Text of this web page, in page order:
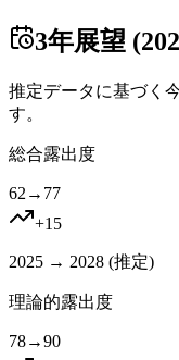
3年展望
推定データに基づく
す。
総合露出度
62 → 77
+15
2025 → 2028 (推定)
理論的露出度
78→90